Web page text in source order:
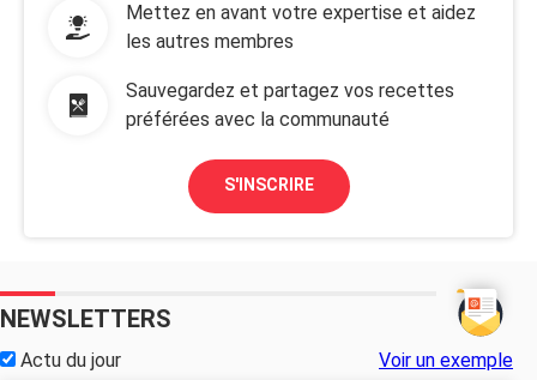
Mettez en avant votre expertise et aidez
les autres membres
Sauvegardez et partagez vos recettes
préférées avec la communauté
S'INSCRIRE
NEWSLETTERS
Actu du jour Voir un exemple